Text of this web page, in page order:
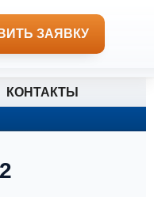
ЗАЯВКУ
КОНТАКТЫ